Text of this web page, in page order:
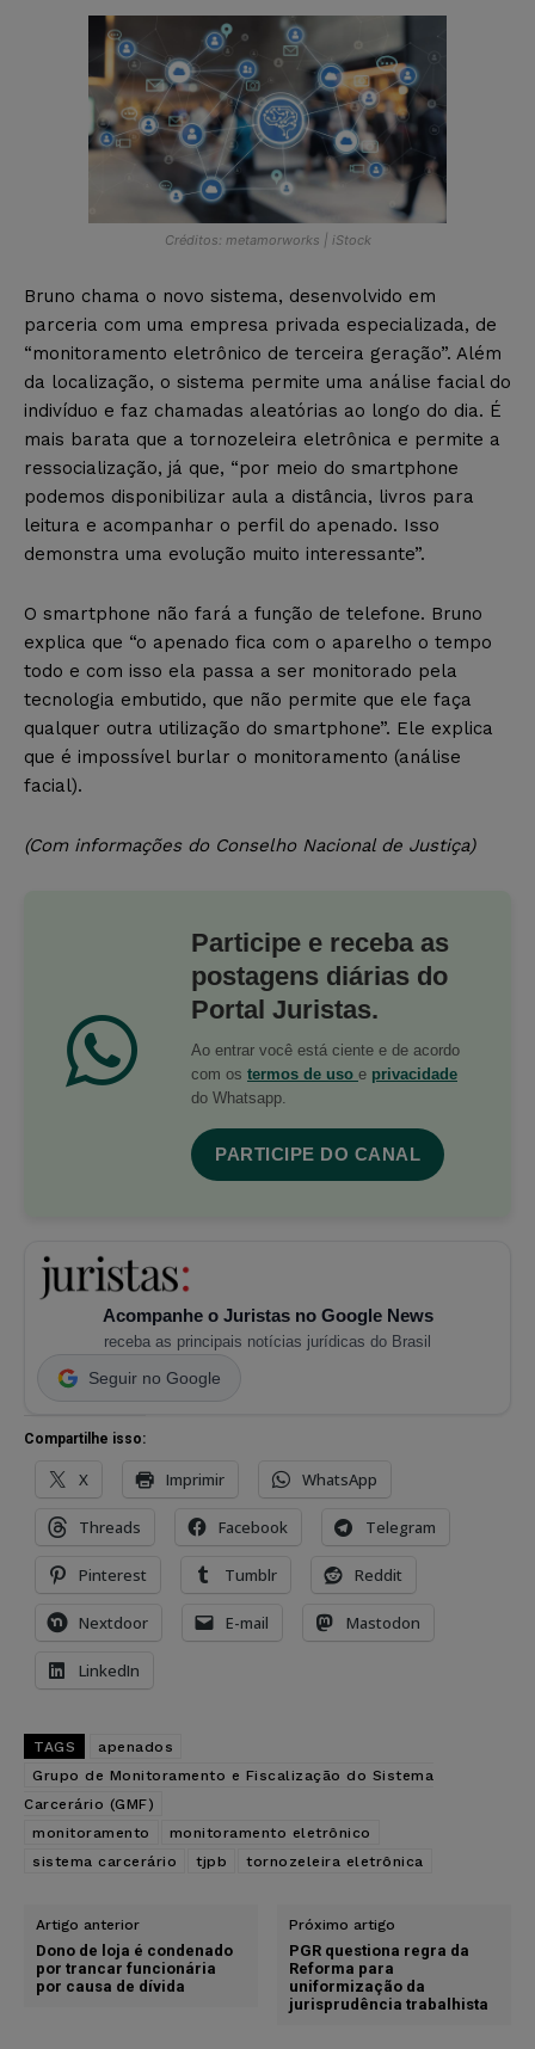
Créditos: metamorworks | iStock
Bruno chama o novo sistema, desenvolvido em
parceria com uma empresa privada especializada, de
“monitoramento eletrônico de terceira geração”. Além
da localização, o sistema permite uma análise facial do
indivíduo e faz chamadas aleatórias ao longo do dia. É
mais barata que a tornozeleira eletrônica e permite a
ressocialização, já que, “por meio do smartphone
podemos disponibilizar aula a distância, livros para
leitura e acompanhar o perfil do apenado. Isso
demonstra uma evolução muito interessante”.
O smartphone não fará a função de telefone. Bruno
explica que “o apenado fica com o aparelho o tempo
todo e com isso ela passa a ser monitorado pela
tecnologia embutido, que não permite que ele faça
qualquer outra utilização do smartphone”. Ele explica
que é impossível burlar o monitoramento (análise
facial).
(Com informações do Conselho Nacional de Justiça)
Participe e receba as
postagens diárias do
Portal Juristas.
Ao entrar você está ciente e de acordo
com os termos de uso e privacidade
do Whatsapp.
PARTICIPE DO CANAL
Acompanhe o Juristas no Google News
receba as principais notícias jurídicas do Brasil
Seguir no Google
Compartilhe isso:
X Imprimir WhatsApp
Threads Facebook Telegram
Pinterest Tumblr Reddit
Nextdoor E-mail Mastodon
LinkedIn
TAGS
apenados
Grupo de Monitoramento e Fiscalização do Sistema
Carcerário (GMF)
monitoramento
monitoramento eletrônico
sistema carcerário
tjpb tornozeleira eletrônica
Artigo anterior
Dono de loja é condenado
por trancar funcionária
por causa de dívida
Próximo artigo
PGR questiona regra da
Reforma para
uniformização da
jurisprudência trabalhista